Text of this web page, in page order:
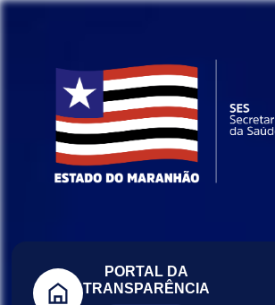
PORTAL DA
TRANSPARÊNCIA